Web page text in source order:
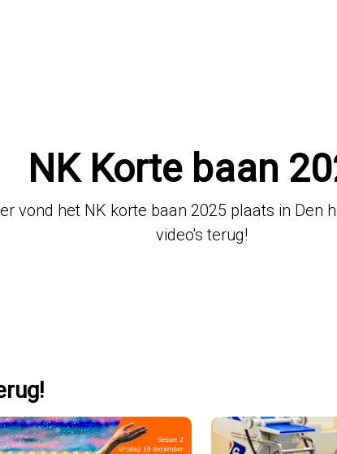
NK Korte baan
vond het NK korte baan 2025 plaats in Den
video's terug!